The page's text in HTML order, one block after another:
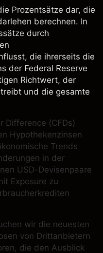
Prozentsätze dar, die
berechnen. In
durch
die ihrerseits die
der Federal Reserve
Richtwert, der
und die gesamte
Difference (CFDs)
Hypothekenzinsen
Trends
in der
USD-Devisenpaare
Exposure zu
wir die neuesten
von Drittanbietern
die den Ausblick